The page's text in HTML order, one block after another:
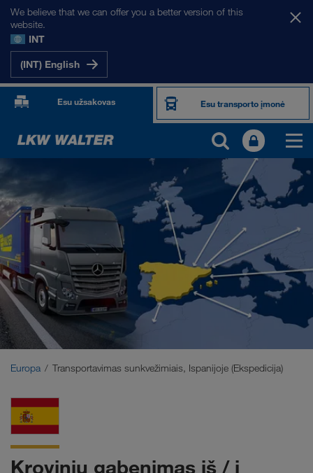
We believe that we can offer you a better version of this
website.
INT
(INT) English
Esu užsakovas Esu transporto įmonė
MŪSŲ RINKOS
Europa
Centrinė Azija
Rusija
Artimieji Rytai
Europa Transportavimas sunkvežimiais, Ispanijoje (Ekspedicija)
Krovinių gabenimas iš / į